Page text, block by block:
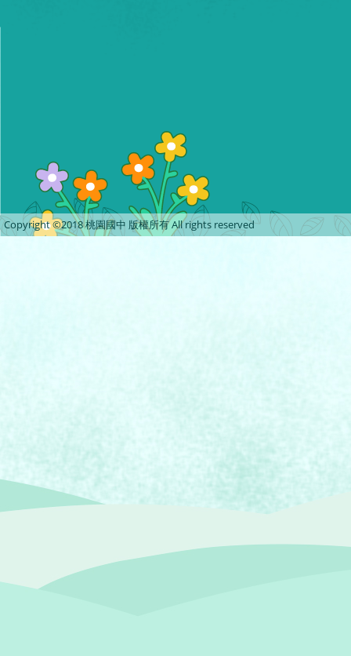
Copyright ©2018 桃園國中 版權所有 All rights reserved